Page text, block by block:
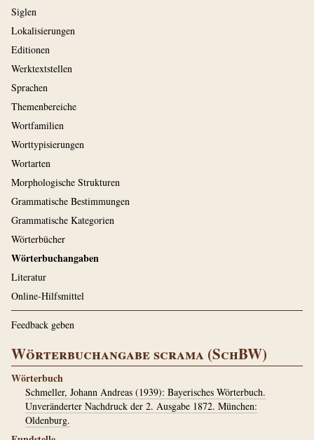
Siglen
Lokalisierungen
Editionen
Werktextstellen
Sprachen
Themenbereiche
Wortfamilien
Worttypisierungen
Wortarten
Morphologische Strukturen
Grammatische Bestimmungen
Grammatische Kategorien
Wörterbücher
Wörterbuchangaben
Literatur
Online-Hilfsmittel
Feedback geben
Wörterbuchangabe scrama (SchBW)
Wörterbuch
Schmeller, Johann Andreas (1939): Bayerisches Wörterbuch.
Unveränderter Nachdruck der 2. Ausgabe 1872. München:
Oldenburg.